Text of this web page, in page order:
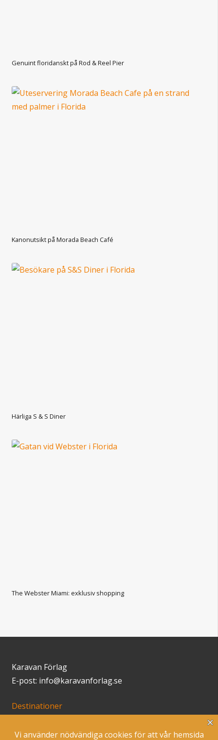
Genuint floridanskt på Rod & Reel Pier
Kanonutsikt på Morada Beach Café
Härliga S & S Diner
The Webster Miami: exklusiv shopping
Karavan Förlag
E-post: info@karavanforlag.se
Destinationer
Inspiration